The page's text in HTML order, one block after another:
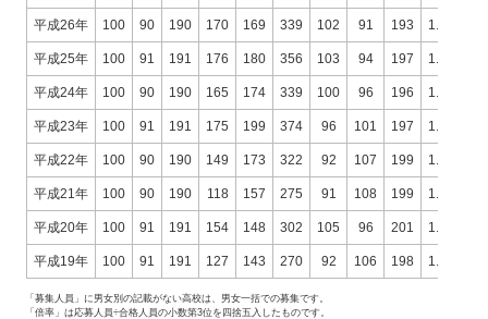
平成26年 100 90 190 170 169 339 102 91 193 1.67
平成25年 100 91 191 176 180 356 103 94 197 1.71
平成24年 100 90 190 165 174 339 100 96 196 1.65
平成23年 100 91 191 175 199 374 96 101 197 1.82
平成22年 100 90 190 149 173 322 92 107 199 1.62
平成21年 100 90 190 118 157 275 91 108 199 1.30
平成20年 100 91 191 154 148 302 105 96 201 1.47
平成19年 100 91 191 127 143 270 92 106 198 1.38
「募集人員」に男女別の記載がない高校は、男女一括での募集です。
「倍率」は応募人員÷合格人員の小数第3位を四捨五入したものです。